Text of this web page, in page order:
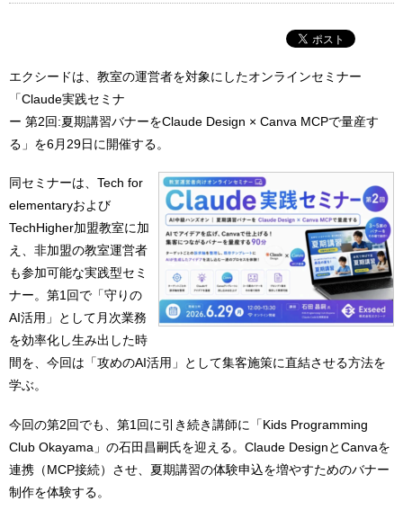
エクシードは、教室の運営者を対象にしたオンラインセミナー
「Claude実践セミナ
ー 第2回:夏期講習バナーをClaude Design × Canva MCPで量産す
る」を6月29日に開催する。
同セミナーは、Tech for
elementaryおよび
TechHigher加盟教室に加
え、非加盟の教室運営者
も参加可能な実践型セミ
ナー。第1回で「守りの
AI活用」として月次業務
を効率化し生み出した時
間を、今回は「攻めのAI活用」として集客施策に直結させる方法を
学ぶ。
今回の第2回でも、第1回に引き続き講師に「Kids Programming
Club Okayama」の石田昌嗣氏を迎える。Claude DesignとCanvaを
連携（MCP接続）させ、夏期講習の体験申込を増やすためのバナー
制作を体験する。